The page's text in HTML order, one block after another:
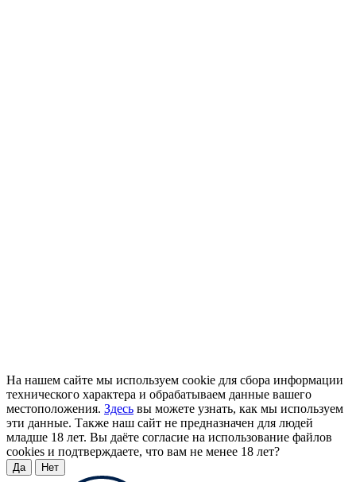
На нашем сайте мы используем cookie для сбора информации
технического характера и обрабатываем данные вашего
местоположения. Здесь вы можете узнать, как мы используем
эти данные. Также наш сайт не предназначен для людей
младше 18 лет. Вы даёте согласие на использование файлов
cookies и подтверждаете, что вам не менее 18 лет?
Да Нет